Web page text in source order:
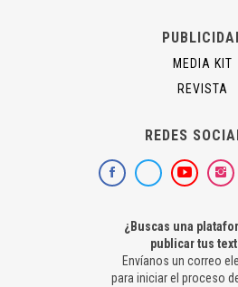
MEDIA KIT
REVISTA
REDES
¿Buscas una
publicar tus
Envíanos un correo
para iniciar el proceso